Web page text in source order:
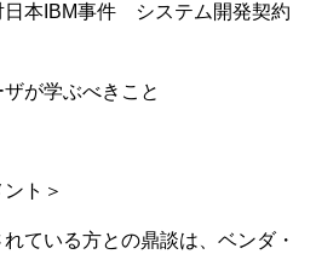
本IBM事件 システム開発契約
が学ぶべきこと
ト＞
ている方との鼎談は、 ベンダ・